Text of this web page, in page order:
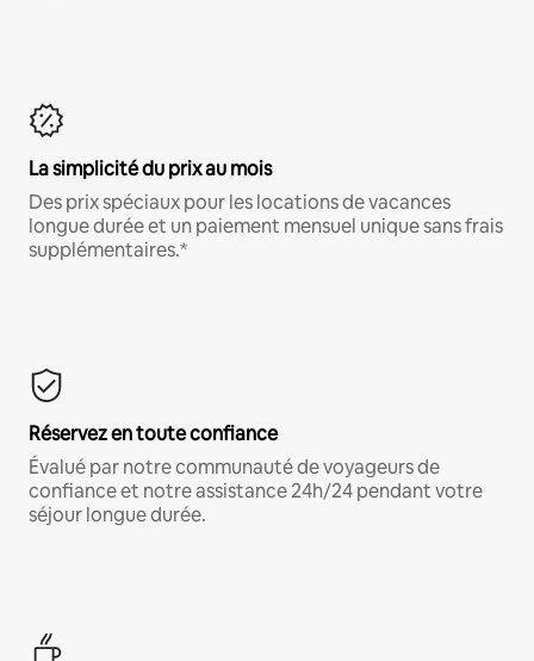
La simplicité du prix au mois
Des prix spéciaux pour les locations de vacances
longue durée et un paiement mensuel unique sans frais
supplémentaires.*
Réservez en toute confiance
Évalué par notre communauté de voyageurs de
confiance et notre assistance 24h/24 pendant votre
séjour longue durée.